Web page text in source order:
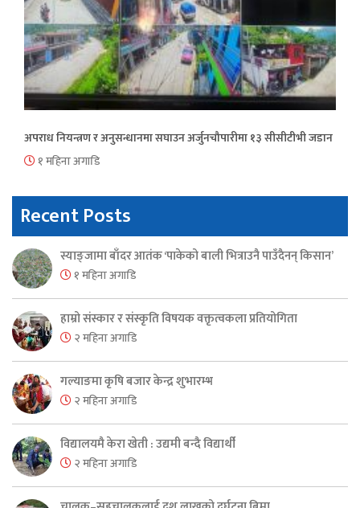
अपराध नियन्त्रण र अनुसन्धानमा सघाउन अर्जुनचौपारीमा १३ सीसीटीभी जडान
१ महिना अगाडि
Recent Posts
स्याङ्जामा बाँदर आतंक ‘पाकेको बाली भित्राउनै पाउँदैनन् किसान’
१ महिना अगाडि
हाम्रो संस्कार र संस्कृति विषयक वक्तृत्वकला प्रतियोगिता
२ महिना अगाडि
गल्याङमा कृषि बजार केन्द्र शुभारम्भ
२ महिना अगाडि
विद्यालयमै केरा खेती : उद्यमी बन्दै विद्यार्थी
२ महिना अगाडि